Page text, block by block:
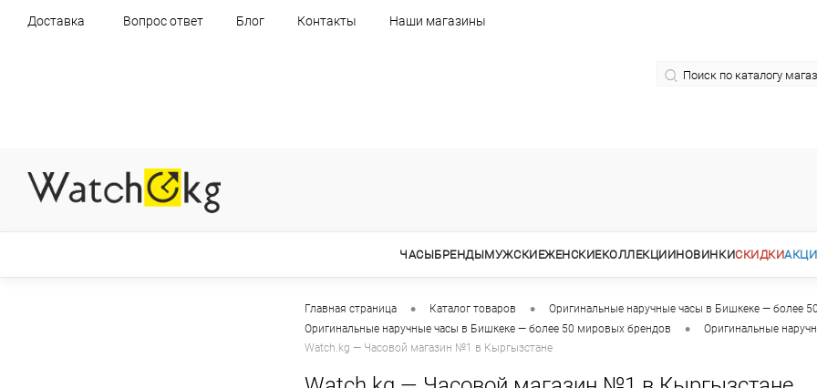
Доставка Вопрос ответ Блог Контакты Наши магазины
ЧАСЫБРЕНДЫМУЖСКИЕЖЕНСКИЕКОЛЛЕКЦИИНОВИНКИСКИДКИ
Главная страница • Каталог товаров • Оригинальные наручные часы в Бишкеке — более
Оригинальные наручные часы в Бишкеке — более 50 мировых брендов • Оригинальные
Watch.kg — Часовой магазин №1 в Кыргызстане